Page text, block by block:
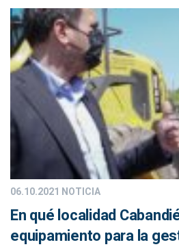
06.10.2021 NOTICIA
En qué localidad
equipamiento para la